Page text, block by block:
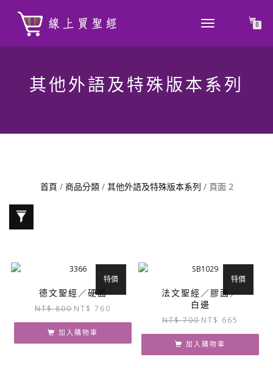
TOGGLE
0
其他外語及特殊版本系列
首頁 / 商品分類/ 其他外語及特殊版本系列 / 頁面 2
德文聖經／硬面
特價
NT$800 原
始
價
格：
NT$ 760
前
格：
加入購物車
法文聖經／膠面／
白邊
特價
NT$700 原
始
價
格：
NT$ 665
前
格：
加入購物車